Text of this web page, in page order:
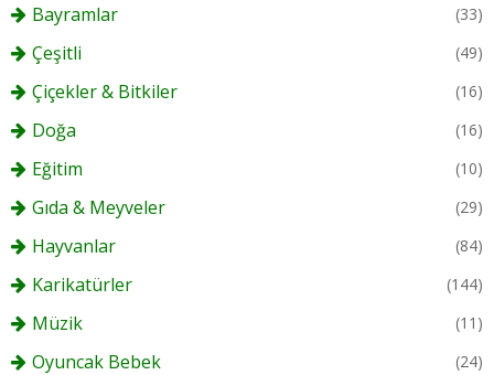
Bayramlar (33)
Çeşitli (49)
Çiçekler & Bitkiler (16)
Doğa (16)
Eğitim (10)
Gıda & Meyveler (29)
Hayvanlar (84)
Karikatürler (144)
Müzik (11)
Oyuncak Bebek (24)